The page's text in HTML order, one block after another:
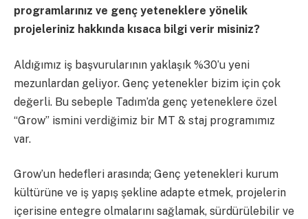
programlarınız ve genç yeteneklere yönelik
projeleriniz hakkında kısaca bilgi verir misiniz?
Aldığımız iş başvurularının yaklaşık %30’u yeni
mezunlardan geliyor. Genç yetenekler bizim için çok
değerli. Bu sebeple Tadım’da genç yeteneklere özel
“Grow” ismini verdiğimiz bir MT & staj programımız
var.
Grow’un hedefleri arasında; Genç yetenekleri kurum
kültürüne ve iş yapış şekline adapte etmek, projelerin
içerisine entegre olmalarını sağlamak, sürdürülebilir ve